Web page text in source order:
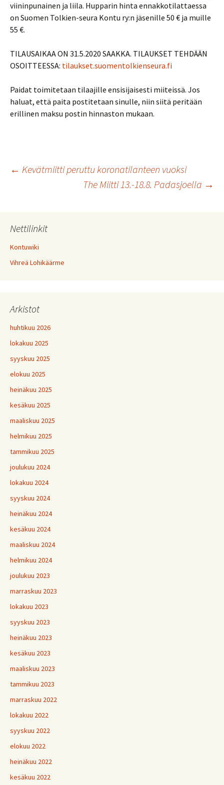
viininpunainen ja liila. Hupparin hinta ennakkotilattaessa
on Suomen Tolkien-seura Kontu ry:n jäsenille 50 € ja muille
55 €.
TILAUSAIKAA ON 31.5.2020 SAAKKA. TILAUKSET TEHDÄÄN
OSOITTEESSA: tilaukset.suomentolkienseura.fi
Paidat toimitetaan tilaajille ensisijaisesti miiteissä. Jos
haluat, että paita postitetaan sinulle, niin siitä peritään
erillinen maksu postin hinnaston mukaan.
Artikkelien
← Kevätmiitti peruttu koronatilanteen vuoksi
The Miitti 13.-18.8. Padasjoella →
Nettilinkit
Kontuwiki
Vihreä Lohikäärme
Arkistot
huhtikuu 2026
lokakuu 2025
syyskuu 2025
elokuu 2025
heinäkuu 2025
kesäkuu 2025
maaliskuu 2025
helmikuu 2025
tammikuu 2025
joulukuu 2024
lokakuu 2024
syyskuu 2024
heinäkuu 2024
kesäkuu 2024
maaliskuu 2024
helmikuu 2024
joulukuu 2023
marraskuu 2023
lokakuu 2023
syyskuu 2023
heinäkuu 2023
kesäkuu 2023
maaliskuu 2023
tammikuu 2023
marraskuu 2022
lokakuu 2022
syyskuu 2022
elokuu 2022
heinäkuu 2022
kesäkuu 2022